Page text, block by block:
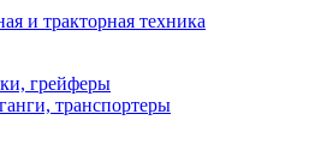
и тракторная техника
грейферы
транспортеры